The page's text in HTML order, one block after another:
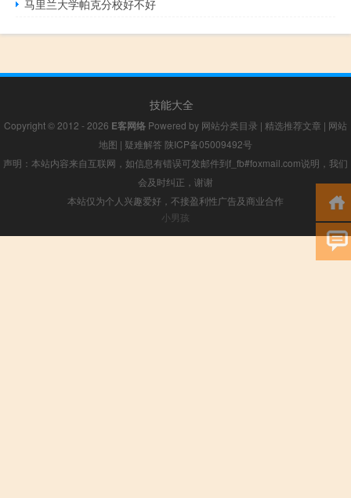
马里兰大学帕克分校好不好
技能大全
Copyright © 2012 - 2026 E客网络 Powered by 网站分类目录 | 精选推荐文章 | 网站
地图 | 疑难解答 陕ICP备05009492号
声明：本站内容来自互联网，如信息有错误可发邮件到f_fb#foxmail.com说明，我们
会及时纠正，谢谢
本站仅为个人兴趣爱好，不接盈利性广告及商业合作
小男孩